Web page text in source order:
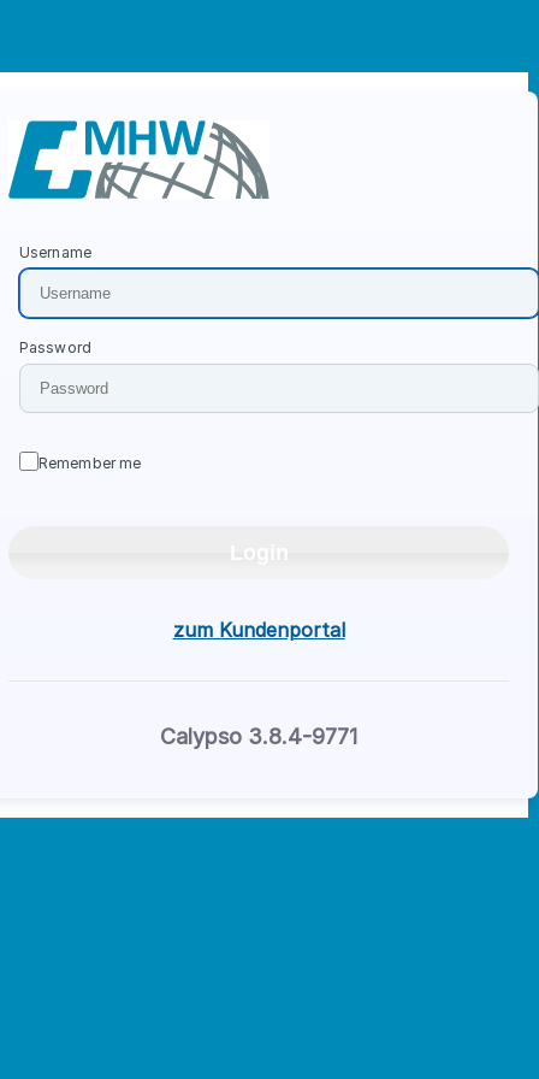
Login-Formular
Username
Password
Remember me
Login
zum Kundenportal
Calypso 3.8.4-9771